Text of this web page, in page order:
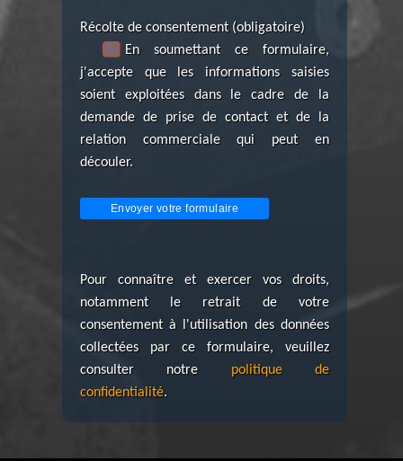
Récolte de consentement (obligatoire)
En soumettant ce formulaire,
j'accepte que les informations saisies
soient exploitées dans le cadre de la
demande de prise de contact et de la
relation commerciale qui peut en
découler.
Pour connaître et exercer vos droits,
notamment le retrait de votre
consentement à l'utilisation des données
collectées par ce formulaire, veuillez
consulter notre politique de
confidentialité.